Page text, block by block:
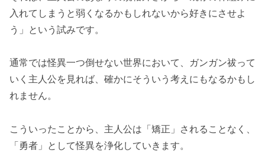
入れてしまうと弱くなるかもしれないから好きにさせよ
う」という試みです。
通常では怪異一つ倒せない世界において、ガンガン祓って
いく主人公を見れば、確かにそういう考えにもなるかもし
れません。
こういったことから、主人公は「矯正」されることなく、
「勇者」として怪異を浄化していきます。